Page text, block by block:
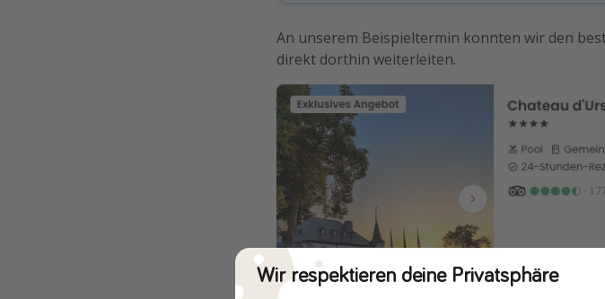
An unserem Beispieltermin konnten wir den
direkt dorthin weiterleiten.
Wir respektieren deine Privatsphäre